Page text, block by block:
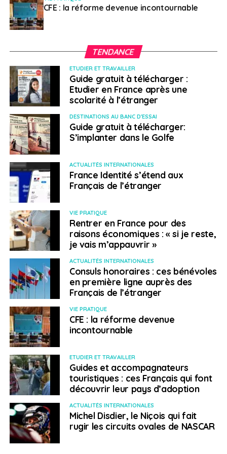
Au-delà de l’administration, ces élus jouent un rôle de
États-Unis, insiste sur cette dimension collective : «
Quand on est Français à l’étranger, on essaye souvent
d’aider ceux qui arrivent ou ceux qui repartent
elle, les élus agissent avant tout comme des relais
d’orientation. Dans une culture nord-américaine où le
réseautage est essentiel, le conseiller devient le point
d’ancrage entre les structures locales et les nouveaux
arrivants, palliant le sentiment d’isolement que la
démesure du continent peut engendrer.
Une utilité qui surgit
dans les moments de
rupture
Si l’autonomie domine le quotidien, certaines crises
agissent comme de puissants révélateurs. «
Covid, beaucoup de Français se sont soudain rendu
compte qu’ils avaient besoin d’informations ou de relais
locaux », raconte Thomas. Dans ces moments de
rupture, le réseau consulaire retrouve une visibilité que
la routine tend à effacer. Pour Emeline Foster, cette
représentation reste précieuse malgré la distance : «
On a beaucoup de chance d’avoir ce système
représentation directe à l’étranger.
En Amérique du Nord, la difficulté reste de mobiliser une
communauté très hétérogène : étudiants, familles,
entrepreneurs, ingénieurs ou retraités ne partagent
pas toujours les mêmes attentes. « Ce n’est pas une
communauté homogène
Derrière cette diversité, les conseillers consulaires
CFE : la réforme devenue incontournable
TENDANCE
ETUDIER ET TRAVAILLER
Guide gratuit à télécharger :
Etudier en France après une
scolarité à l’étranger
DESTINATIONS AU BANC D'ESSAI
Guide gratuit à télécharger:
S’implanter dans le Golfe
ACTUALITÉS INTERNATIONALES
France Identité s’étend aux
Français de l’étranger
VIE PRATIQUE
Rentrer en France pour des
raisons économiques : « si je reste,
je vais m’appauvrir »
ACTUALITÉS INTERNATIONALES
Consuls honoraires : ces bénévoles
en première ligne auprès des
Français de l’étranger
VIE PRATIQUE
CFE : la réforme devenue
incontournable
ETUDIER ET TRAVAILLER
Guides et accompagnateurs
touristiques : ces Français qui font
découvrir leur pays d’adoption
ACTUALITÉS INTERNATIONALES
Michel Disdier, le Niçois qui fait
rugir les circuits ovales de NASCAR